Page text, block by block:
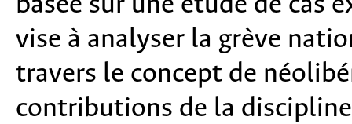
vise à analyser la grève
travers le concept de
contributions de la